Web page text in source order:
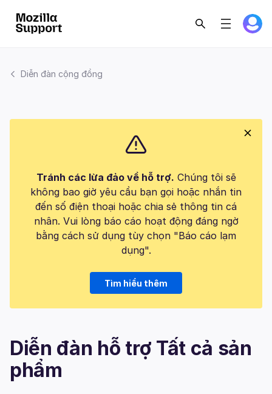
Diễn đàn cộng đồng
Tránh các lừa đảo về hỗ trợ. Chúng tôi sẽ
không bao giờ yêu cầu bạn gọi hoặc nhắn tin
đến số điện thoại hoặc chia sẻ thông tin cá
nhân. Vui lòng báo cáo hoạt động đáng ngờ
bằng cách sử dụng tùy chọn "Báo cáo lạm
dụng".
Tìm hiểu thêm
Diễn đàn hỗ trợ Tất cả sản
phẩm